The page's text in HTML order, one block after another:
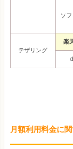
ソ
テザリング
楽
月額利用料金に